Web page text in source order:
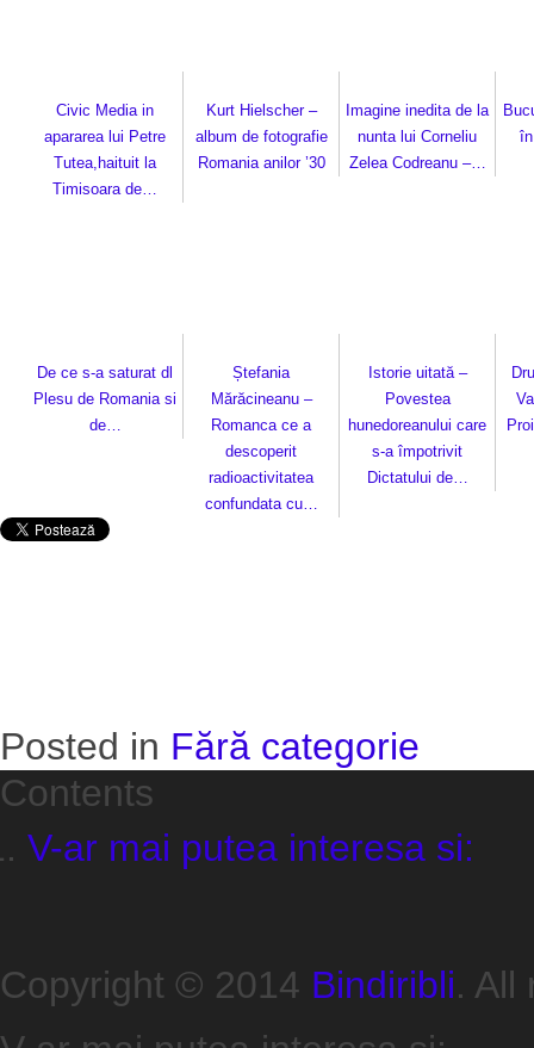
Civic Media in
apararea lui Petre
Tutea,haituit la
Timisoara de…
Kurt Hielscher –
album de fotografie
Romania anilor ’30
Imagine inedita de la
nunta lui Corneliu
Zelea Codreanu –…
De ce s-a saturat dl
Plesu de Romania si
de…
Ștefania
Mărăcineanu –
Romanca ce a
descoperit
radioactivitatea
confundata cu…
Istorie uitată –
Povestea
hunedoreanului care
s-a împotrivit
Dictatului de…
Posted in Fără categorie
Contents
V-ar mai putea interesa si:
Copyright © 2014 Bindiribli. All